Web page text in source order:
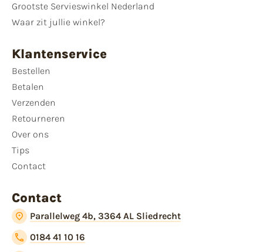
Grootste Servieswinkel Nederland
Waar zit jullie winkel?
Klantenservice
Bestellen
Betalen
Verzenden
Retourneren
Over ons
Tips
Contact
Contact
Parallelweg 4b, 3364 AL Sliedrecht
0184 41 10 16